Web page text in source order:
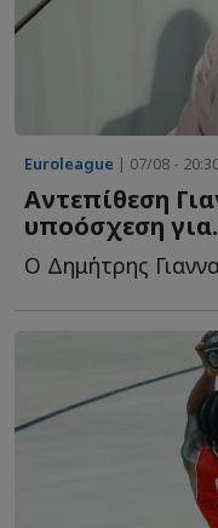
Euroleague | 07/08 -
Αντεπίθεση
υποόσχεση